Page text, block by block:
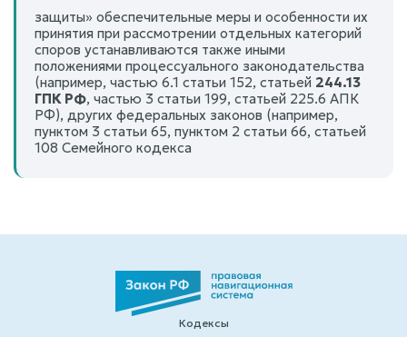
защиты» обеспечительные меры и особенности их
принятия при рассмотрении отдельных категорий
споров устанавливаются также иными
положениями процессуального законодательства
(например, частью 6.1 статьи 152, статьей 244.13
ГПК РФ, частью 3 статьи 199, статьей 225.6 АПК
РФ), других федеральных законов (например,
пунктом 3 статьи 65, пунктом 2 статьи 66, статьей
108 Семейного кодекса
Кодексы